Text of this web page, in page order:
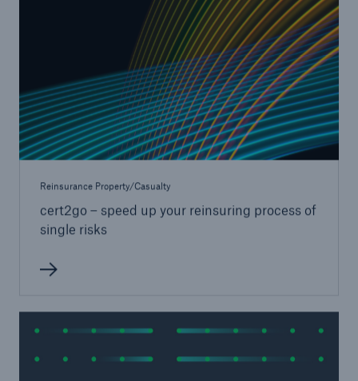
Reinsurance Property/Casualty
cert2go – speed up your reinsuring process of
single risks